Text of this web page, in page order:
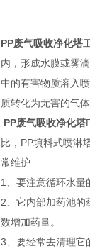
PP废气吸收净化塔
内，形成水膜或雾
中的有害物质溶入
质转化为无害的气
PP废气吸收净化塔
比，PP填料式喷淋
常维护
1、要注意循环水量
2、它内部加药池的
数增加药量。
3、要经常去清理它